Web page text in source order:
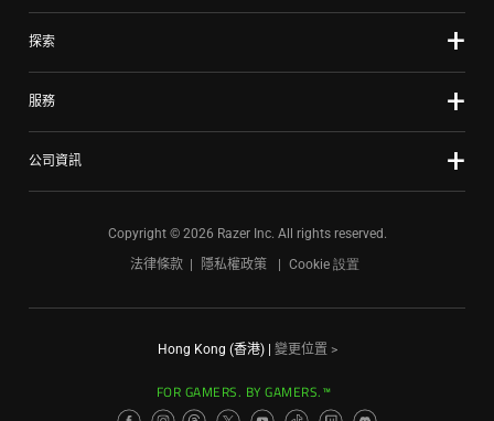
探索
服務
公司資訊
Copyright © 2026 Razer Inc. All rights reserved.
法律條款
隱私權政策 Cookie 設置
Hong Kong (香港)| 變更位置 >
FOR GAMERS. BY GAMERS.™